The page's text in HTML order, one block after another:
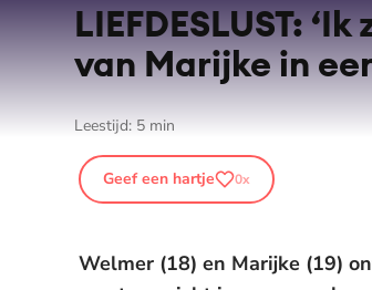
LIEFDESLUST:
van Marijke in
Leestijd: 5 min
Geef een hartje 0x
Welmer (18) en Marijke (19)